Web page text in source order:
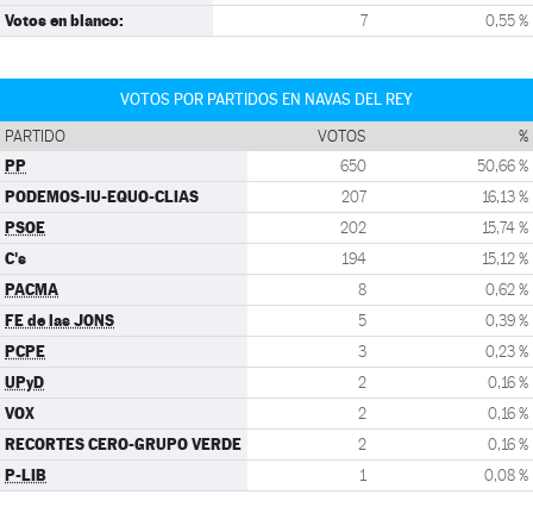
Votos en blanco: 7 0,55 %
VOTOS POR PARTIDOS EN NAVAS DEL REY
PARTIDO VOTOS %
PP 650 50,66 %
PODEMOS-IU-EQUO-CLIAS 207 16,13 %
PSOE 202 15,74 %
C's 194 15,12 %
PACMA 8 0,62 %
FE de las JONS 5 0,39 %
PCPE 3 0,23 %
UPyD 2 0,16 %
VOX 2 0,16 %
RECORTES CERO-GRUPO VERDE 2 0,16 %
P-LIB 1 0,08 %